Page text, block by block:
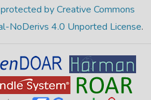
by Creative Commons
NoDerivs 4.0 Unported License.